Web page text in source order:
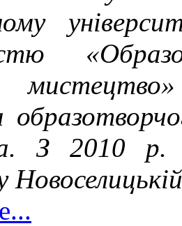
З 2010 р.